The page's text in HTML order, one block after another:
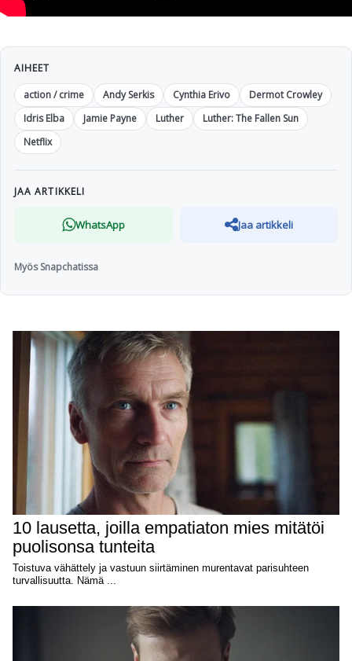
AIHEET
action / crime
Andy Serkis Cynthia Erivo
Dermot Crowley
Idris Elba
Jamie Payne Luther
Luther: The Fallen Sun
Netflix
JAA ARTIKKELI
WhatsApp Jaa artikkeli
Myös Snapchatissa